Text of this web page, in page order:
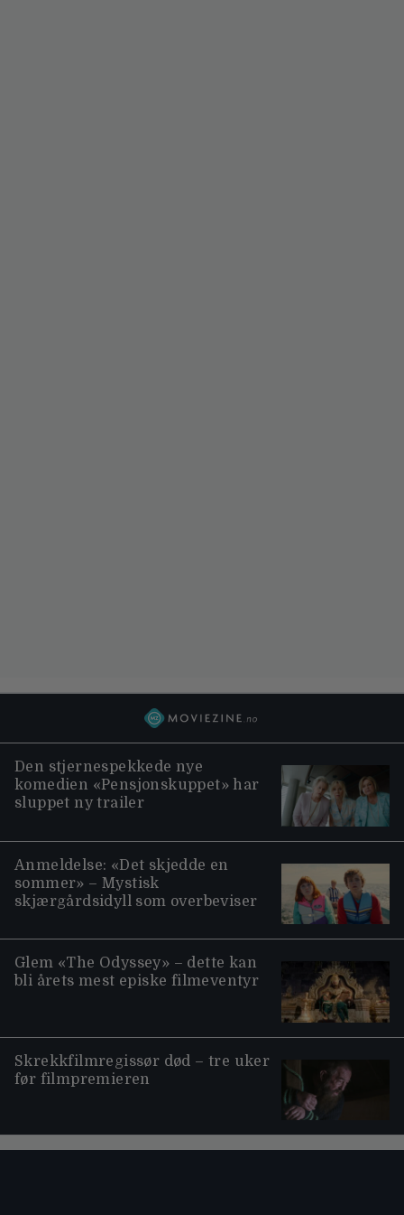
Den stjernespekkede nye
komedien «Pensjonskuppet» har
sluppet ny trailer
Anmeldelse: «Det skjedde en
sommer» – Mystisk
skjærgårdsidyll som overbeviser
Glem «The Odyssey» – dette kan
bli årets mest episke filmeventyr
Skrekkfilmregissør død – tre uker
før filmpremieren